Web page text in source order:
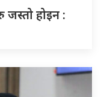
जस्तो होइन :